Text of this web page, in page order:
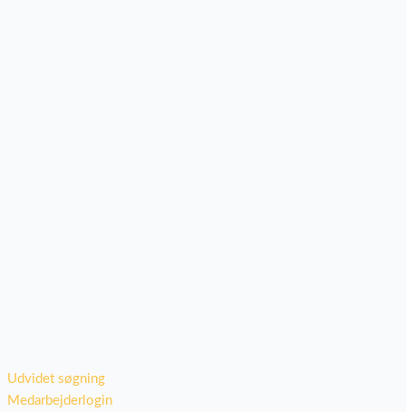
Udvidet søgning
Medarbejderlogin